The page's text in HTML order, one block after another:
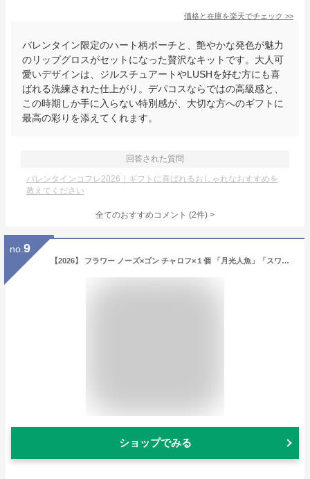
価格と在庫を楽天でチェック >>
バレンタイン限定のハート柄ポーチと、艶やかな発色が魅力
のリップグロスがセットになった贅沢なキットです。大人可
愛いデザインは、ジルスチュアートやLUSHを好む方にも喜
ばれる洗練された仕上がり。デパコスならではの高級感と、
この時期しか手に入らない特別感が、大切な方へのギフトに
最高の彩りを添えてくれます。
回答された質問
バレンタインコフレ2026｜ギフトに喜ばれるおしゃれなおすすめを
教えてください
全てのおすすめコメント (2件) >
no. 9
【2026】 フラワー ノーズ×ゴン チャロフ×１個 「月光人魚」「スワンバレエ」チョコレート バレンタイン 人気 ギフト 手提げ袋つき (E)
ショップでみる